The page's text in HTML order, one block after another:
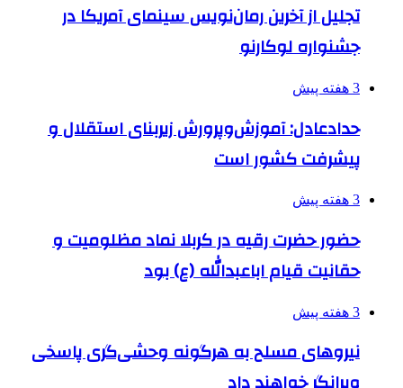
تجلیل از آخرین رمان‌نویس سینمای آمریکا در
جشنواره لوکارنو
3 هفته پیش
حدادعادل: آموزش‌وپرورش زیربنای استقلال و
پیشرفت کشور است
3 هفته پیش
حضور حضرت رقیه در کربلا نماد مظلومیت و
حقانیت قیام اباعبدالله (ع) بود
3 هفته پیش
نیروهای مسلح به هرگونه وحشی‌گری پاسخی